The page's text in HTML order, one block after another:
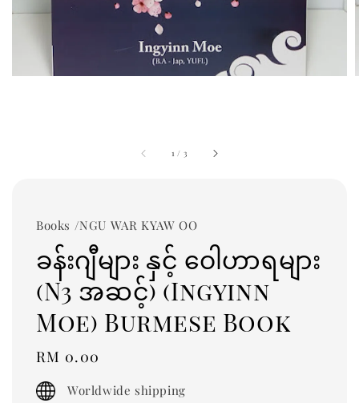
1 / 3
Books /NGU WAR KYAW OO
ခန်းဂျီများ နှင့် ဝေါဟာရများ
(N3 အဆင့်) (Ingyinn
Moe) Burmese Book
Regular
price
RM 0.00
Worldwide shipping